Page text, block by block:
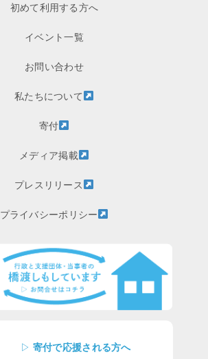
初めて利用する方へ
イベント一覧
お問い合わせ
私たちについて
寄付
メディア掲載
プレスリリース
プライバシーポリシー
▷ 寄付で応援される方へ